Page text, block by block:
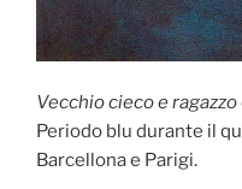
Vecchio cieco e ragazzo
Periodo blu durante il
Barcellona e Parigi.